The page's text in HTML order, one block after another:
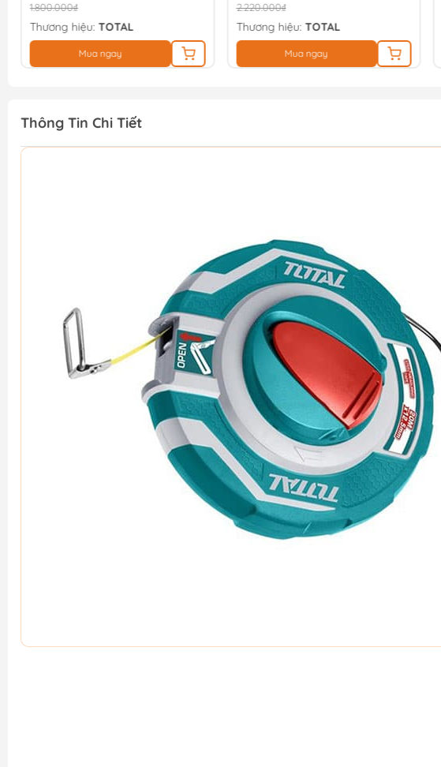
1.800.000₫
Thương hiệu: TOTAL
Mua ngay
2.220.000₫
Thương hiệu: TOTAL
Mua ngay
Thông Tin Chi Tiết